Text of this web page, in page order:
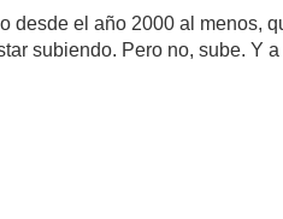
desde el año 2000 al menos,
subiendo. Pero no, sube. Y a